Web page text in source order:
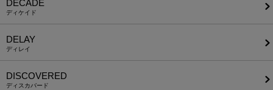
DECADE
ディケイド
DELAY
ディレイ
DISCOVERED
ディスカバード